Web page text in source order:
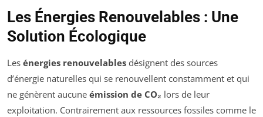
Les Énergies Renouvelables : Une
Solution Écologique
Les énergies renouvelables désignent des sources
d’énergie naturelles qui se renouvellent constamment et qui
ne génèrent aucune émission de CO₂ lors de leur
exploitation. Contrairement aux ressources fossiles comme le